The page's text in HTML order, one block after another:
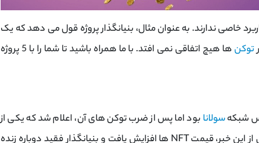
خاصی ندارند. به عنوان مثال، بنیانگذار پروژه قول می دهد که یک
توکن
ها هیچ اتفاقی نمی افتد. با ما همراه باشید تا شما را با 5 پروژه
سولانابود اما پس از ضرب توکن های آن، اعلام شد که یکی از
بنیانگذاران این پروژه درگذشته است. پس از این خبر، قیمت NFT ها افزایش یافت و بنیانگذار فقید دوباره زنده